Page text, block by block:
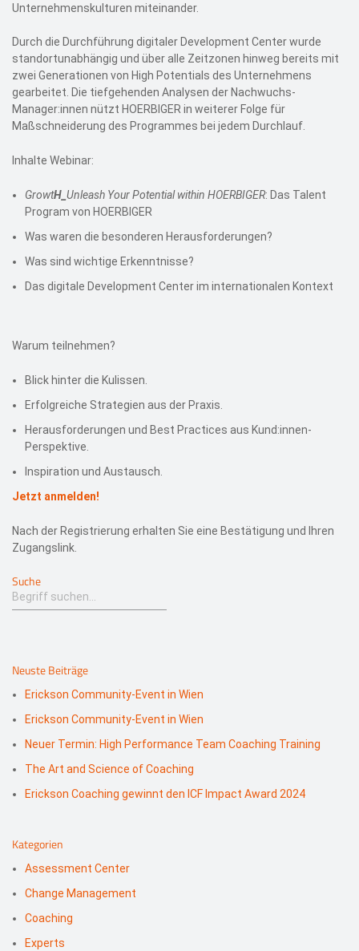
Unternehmenskulturen miteinander.
Durch die Durchführung digitaler Development Center wurde
standortunabhängig und über alle Zeitzonen hinweg bereits mit
zwei Generationen von High Potentials des Unternehmens
gearbeitet. Die tiefgehenden Analysen der Nachwuchs-
Manager:innen nützt HOERBIGER in weiterer Folge für
Maßschneiderung des Programmes bei jedem Durchlauf.
Inhalte Webinar:
GrowtH_ Unleash Your Potential within HOERBIGER: Das Talent
Program von HOERBIGER
Was waren die besonderen Herausforderungen?
Was sind wichtige Erkenntnisse?
Das digitale Development Center im internationalen Kontext
Warum teilnehmen?
Blick hinter die Kulissen.
Erfolgreiche Strategien aus der Praxis.
Herausforderungen und Best Practices aus Kund:innen-
Perspektive.
Inspiration und Austausch.
Jetzt anmelden!
Nach der Registrierung erhalten Sie eine Bestätigung und Ihren
Zugangslink.
Suche
Neuste Beiträge
Erickson Community-Event in Wien
Erickson Community-Event in Wien
Neuer Termin: High Performance Team Coaching Training
The Art and Science of Coaching
Erickson Coaching gewinnt den ICF Impact Award 2024
Kategorien
Assessment Center
Change Management
Coaching
Experts